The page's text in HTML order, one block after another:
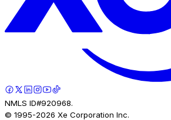
NMLS ID#920968.
© 1995-2026 Xe Corporation Inc.